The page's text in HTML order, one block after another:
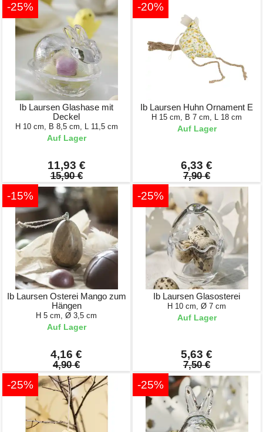
-25%
Ib Laursen Glashase mit
Deckel
H 10 cm, B 8,5 cm, L 11,5 cm
Auf Lager
11,93 €
15,90 €
-20%
Ib Laursen Huhn Ornament E
H 15 cm, B 7 cm, L 18 cm
Auf Lager
6,33 €
7,90 €
-15%
Ib Laursen Osterei Mango zum
Hängen
H 5 cm, Ø 3,5 cm
Auf Lager
4,16 €
4,90 €
-25%
Ib Laursen Glasosterei
H 10 cm, Ø 7 cm
Auf Lager
5,63 €
7,50 €
-25% -25%